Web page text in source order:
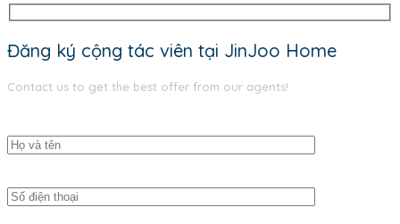
Đăng ký cộng tác viên tại JinJoo Home
Contact us to get the best offer from our agents!